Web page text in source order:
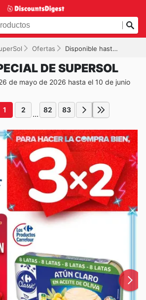
Ofertas Disponible hasta el 10/06/2026
DE SUPERSOL
de mayo de 2026 hasta el 10 de junio
1 2 ... 82 83